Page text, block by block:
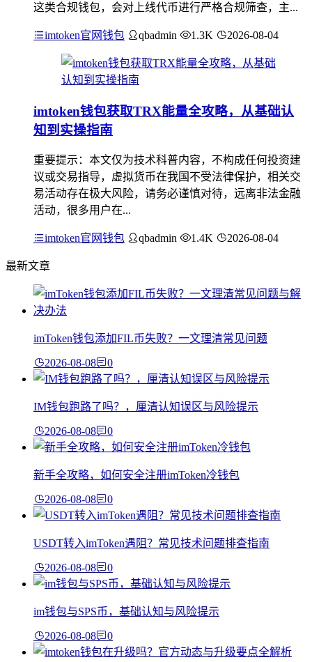
这类合规钱包，会对上线代币进行严格合规筛查，主...
imtoken官网钱包 qbadmin 1.3K 2026-08-04
imtoken钱包获取TRX能量全攻略，从基础认
知到实操指南
重要提示：本文仅为技术科普内容，不构成任何投资建
议或交易指导，虚拟货币在我国不受法律保护，相关交
易活动存在极大风险，请务必谨慎对待，远离非法金融
活动，很多用户在...
imtoken官网钱包 qbadmin 1.4K 2026-08-04
最新文章
imToken钱包添加FIL币失败？一文理清常见问题
2026-08-08 0
IM钱包跑路了吗？，厘清认知误区与风险提示
2026-08-08 0
新手全攻略，如何安全注册imToken冷钱包
2026-08-08 0
USDT转入imToken遇阻？常见技术问题排查指南
2026-08-08 0
im钱包与SPS币，基础认知与风险提示
2026-08-08 0